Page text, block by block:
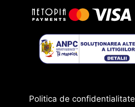
Politica de confidentialitate